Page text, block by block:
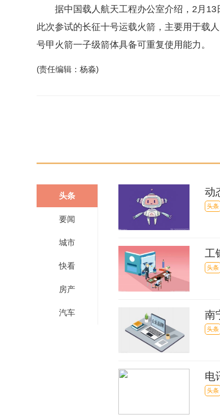
据中国载人航天工程办公室介绍，2月13
此次参试的长征十号运载火箭，主要用于载
号甲火箭一子级箭体具备可重复使用能力。
(责任编辑：杨淼)
头条
要闻
城市
快看
房产
汽车
动
仍
头条
工
额5
头条
南
别
头条
电
头条